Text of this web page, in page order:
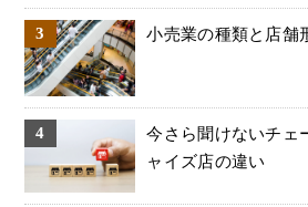
小売業の種類と店舗
今さら聞けないチェ
ャイズ店の違い